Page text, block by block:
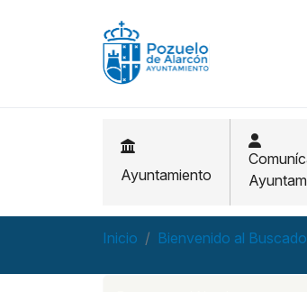
Ayuntamiento
Inicio Bienvenido al